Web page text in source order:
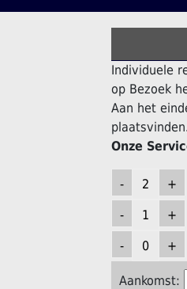
Individuele
op Bezoek
Aan het
plaatsvinden.
Onze
Aankomst: